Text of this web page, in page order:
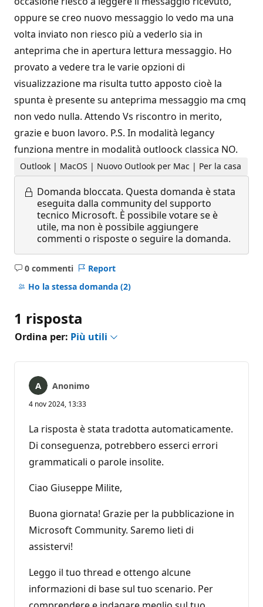
oppure se creo nuovo messaggio lo vedo ma una
volta inviato non riesco più a vederlo sia in
anteprima che in apertura lettura messaggio. Ho
provato a vedere tra le varie opzioni di
visualizzazione ma risulta tutto apposto cioè la
spunta è presente su anteprima messaggio ma cmq
non vedo nulla. Attendo Vs riscontro in merito,
grazie e buon lavoro. P.S. In modalità legancy
funziona mentre in modalità outloock classica NO.
Outlook | MacOS | Nuovo Outlook per Mac | Per la casa
Domanda bloccata. Questa domanda è stata
eseguita dalla community del supporto
tecnico Microsoft. È possibile votare se è
utile, ma non è possibile aggiungere
commenti o risposte o seguire la domanda.
0 commenti
Nessun
commento
Report
Ho la stessa domanda (2)
1 risposta
Ordina per: Più utili
Anonimo
4 nov 2024, 13:33
La risposta è stata tradotta automaticamente.
Di conseguenza, potrebbero esserci errori
grammaticali o parole insolite.
Ciao Giuseppe Milite,
Buona giornata! Grazie per la pubblicazione in
Microsoft Community. Saremo lieti di
assistervi!
Leggo il tuo thread e ottengo alcune
informazioni di base sul tuo scenario. Per